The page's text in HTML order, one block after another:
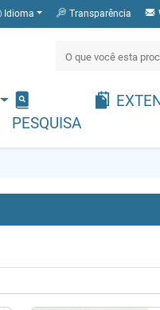
Idioma Transparência
PESQUISA